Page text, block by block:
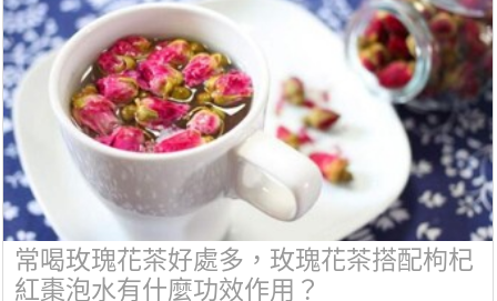
常喝玫瑰花茶好處多，玫瑰花茶搭配枸杞
紅棗泡水有什麼功效作用？